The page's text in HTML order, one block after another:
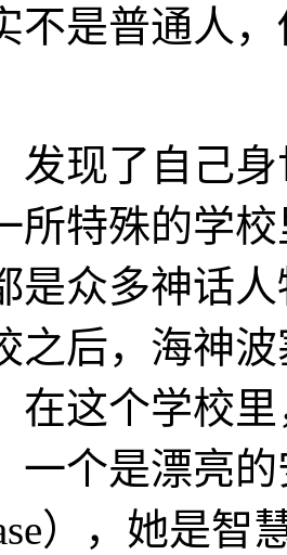
不是普通人
了自己身
所特殊的学
是众多神话
之后，海神
在这个学校
一个是漂亮的
），她是智